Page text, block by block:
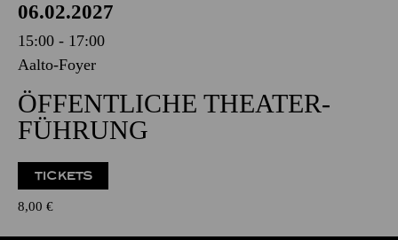
06.02.2027
15:00 - 17:00
Aalto-Foyer
ÖFFENTLICHE THEATER­
FÜHRUNG
TICKETS
8,00 €